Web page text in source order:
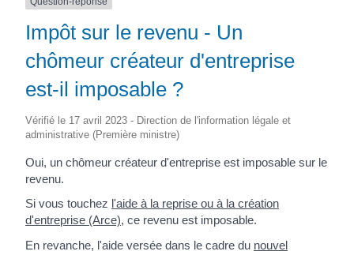
Impôt sur le revenu - Un
chômeur créateur d'entreprise
est-il imposable ?
Vérifié le 17 avril 2023 - Direction de l'information légale et
administrative (Première ministre)
Oui, un chômeur créateur d'entreprise est imposable sur le
revenu.
Si vous touchez l'aide à la reprise ou à la création
d'entreprise (Arce), ce revenu est imposable.
En revanche, l'aide versée dans le cadre du nouvel